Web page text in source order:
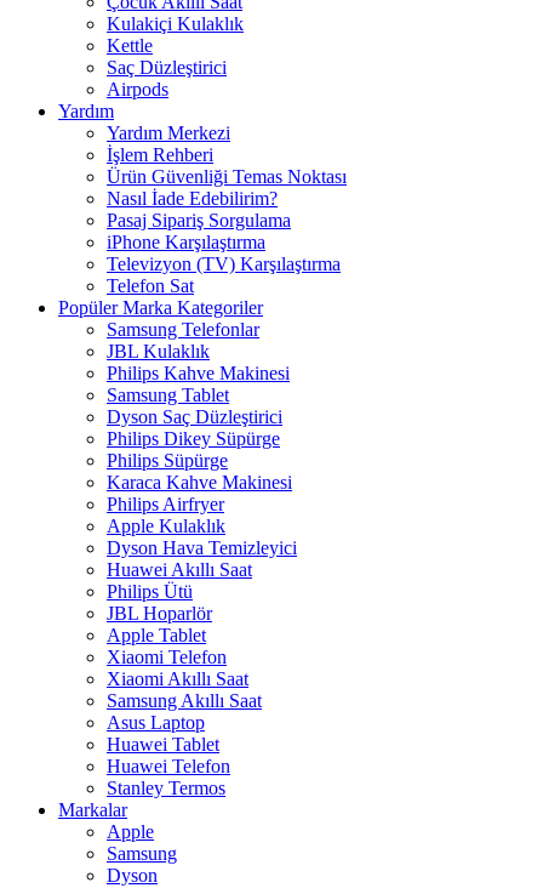
Kulakiçi Kulaklık
Kettle
Saç Düzleştirici
Airpods
Yardım
Yardım Merkezi
İşlem Rehberi
Ürün Güvenliği Temas Noktası
Nasıl İade Edebilirim?
Pasaj Sipariş Sorgulama
iPhone Karşılaştırma
Televizyon (TV) Karşılaştırma
Telefon Sat
Popüler Marka Kategoriler
Samsung Telefonlar
JBL Kulaklık
Philips Kahve Makinesi
Samsung Tablet
Dyson Saç Düzleştirici
Philips Dikey Süpürge
Philips Süpürge
Karaca Kahve Makinesi
Philips Airfryer
Apple Kulaklık
Dyson Hava Temizleyici
Huawei Akıllı Saat
Philips Ütü
JBL Hoparlör
Apple Tablet
Xiaomi Telefon
Xiaomi Akıllı Saat
Samsung Akıllı Saat
Asus Laptop
Huawei Tablet
Huawei Telefon
Stanley Termos
Markalar
Apple
Samsung
Dyson